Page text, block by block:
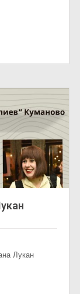
Лукан